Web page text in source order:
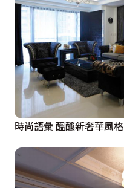
時尚語彙 醞釀新奢華風格